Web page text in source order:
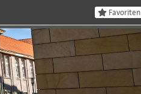
Favoriten